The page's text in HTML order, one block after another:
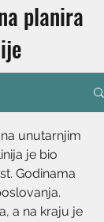
planira
unutarnjim
je bio
Godinama
a na kraju je